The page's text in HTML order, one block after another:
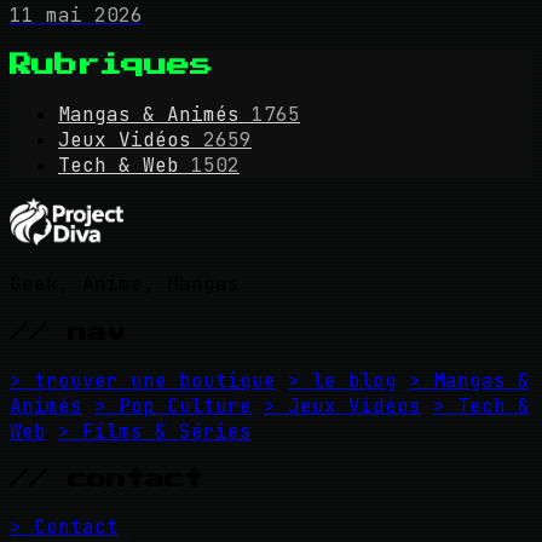
11 mai 2026
Rubriques
Mangas & Animés
1765
Jeux Vidéos
2659
Tech & Web 1502
> trouver une boutique > le blog > Mangas &
Animés
> Pop Culture > Jeux Vidéos
> Tech &
Web > Films & Séries
> Contact